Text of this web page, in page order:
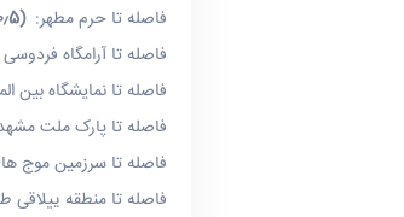
فاصله تا حرم مطهر:(۰٫5 کیلومتر)
فاصله تا آرامگاه
فاصله تا نمایشگاه بین
فاصله تا پارک ملت
فاصله تا سرزمین موج
فاصله تا منطقه ییلاقی